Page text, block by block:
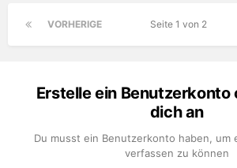
VORHERIGE Seite 1 von 2
Erstelle ein Benutzerkonto
dich an
Du musst ein Benutzerkonto haben, um
verfassen zu können